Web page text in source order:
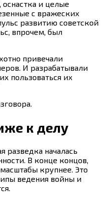
и целые
с вражеских
развитию советской
впрочем, был
привечали
И разрабатывали
пользоваться их
к делу
разведка началась
В конце концов,
крупнее. Это
ведения войны и